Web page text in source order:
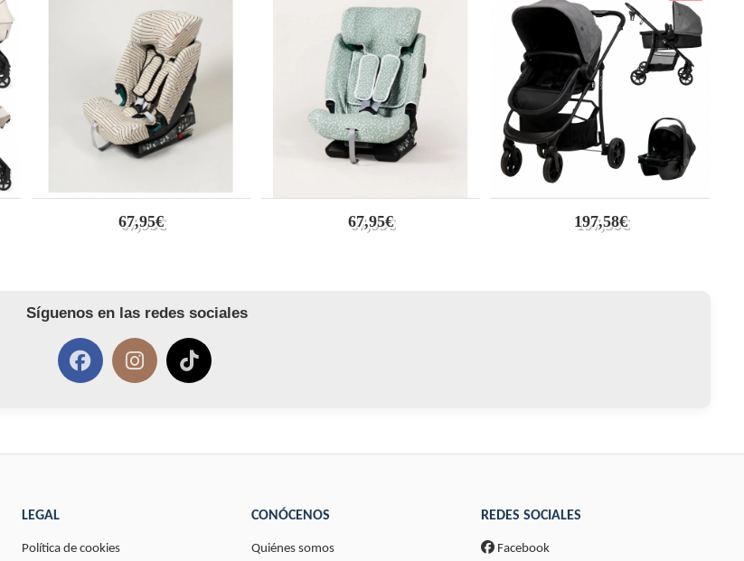
67,95€ 67,95€ 197,58€
Síguenos en las redes sociales
LEGAL
Política de cookies
CONÓCENOS
Quiénes somos
REDES SOCIALES
Facebook